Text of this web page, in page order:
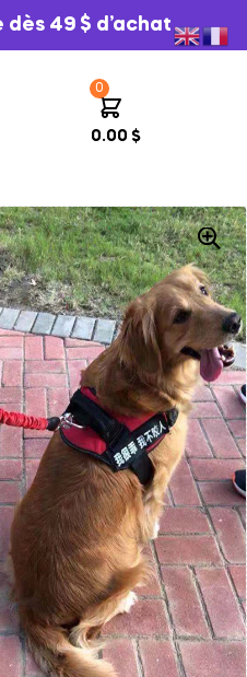
49 $ d’achat
0
0.00$